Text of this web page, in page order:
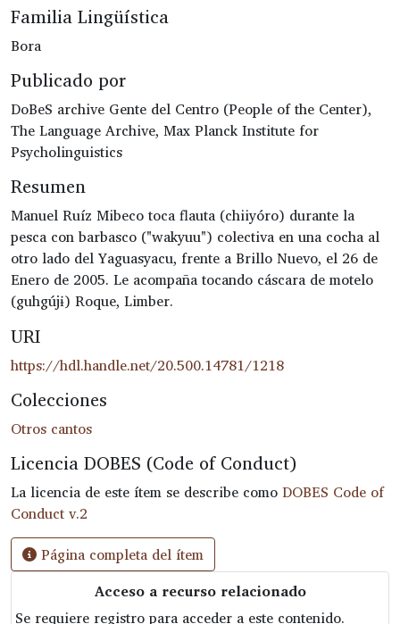
Familia Lingüística
Bora
Publicado por
DoBeS archive Gente del Centro (People of the Center),
The Language Archive, Max Planck Institute for
Psycholinguistics
Resumen
Manuel Ruíz Mibeco toca flauta (chiiyóro) durante la
pesca con barbasco ("wakyuu") colectiva en una cocha al
otro lado del Yaguasyacu, frente a Brillo Nuevo, el 26 de
Enero de 2005. Le acompaña tocando cáscara de motelo
(guhgújɨ) Roque, Limber.
URI
https://hdl.handle.net/20.500.14781/1218
Colecciones
Otros cantos
Licencia DOBES (Code of Conduct)
La licencia de este ítem se describe comoDOBES Code of
Conduct v.2
Página completa del ítem
Acceso a recurso relacionado
Se requiere registro para acceder a este contenido.